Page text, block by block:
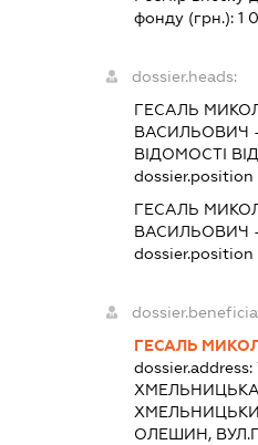
фонду (грн.):1
dossier.heads:
ГЕСАЛЬ
ВАСИЛЬОВИЧ
ВІДОМОСТІ
dossier.position
ГЕСАЛЬ
ВАСИЛЬОВИЧ
dossier.position
ГЕСАЛЬ
dossier.address:
ОЛЕШИН,